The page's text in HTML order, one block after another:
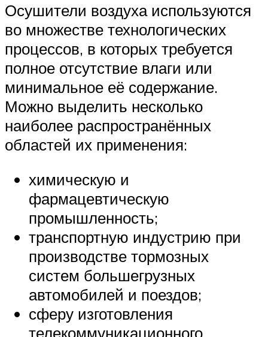
Осушители воздуха используются
во множестве технологических
процессов, в которых требуется
полное отсутствие влаги или
минимальное её содержание.
Можно выделить несколько
наиболее распространённых
областей их применения:
химическую и
фармацевтическую
промышленность;
транспортную индустрию при
производстве тормозных
систем большегрузных
автомобилей и поездов;
сферу изготовления
телекоммуникационного